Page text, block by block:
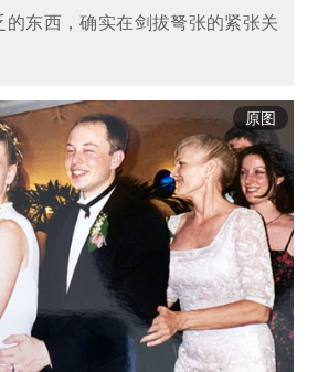
的东西，确实在剑拔弩张的紧张关
原图